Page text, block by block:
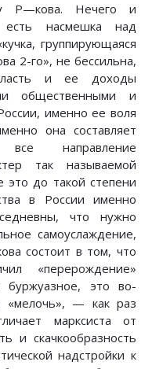
Ρ—кова. Нечего и
насмешка над
группирующаяся
2-го», не бессильна,
и ее доходы
общественными и
именно ее воля
она составляет
направление
так называемой
это до такой степени
в России именно
что нужно
самоуслаждение,
состоит в том, что
«перерождение»
буржуазное, это во-
«мелочь», — как раз
марксиста от
и скачкообразность
надстройки к